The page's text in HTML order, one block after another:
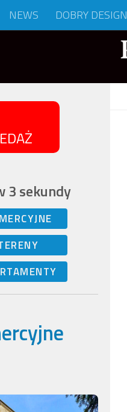
NEWS DOBRY DESIGN
3 sekundy